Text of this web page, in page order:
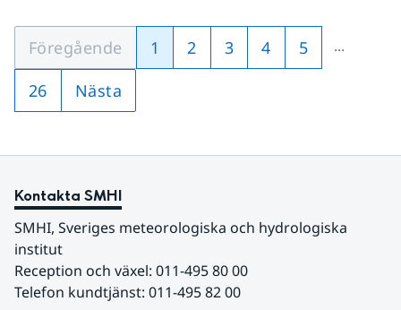
Föregående 1 2 3 4 5 ...
26 Nästa
Kontakta SMHI
SMHI, Sveriges meteorologiska och hydrologiska
institut
Reception och växel: 011-495 80 00
Telefon kundtjänst: 011-495 82 00